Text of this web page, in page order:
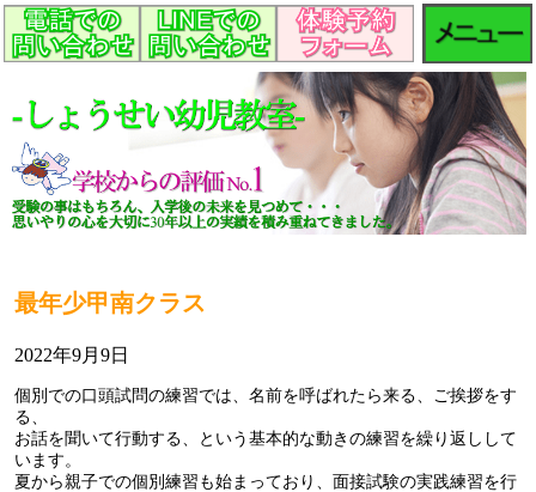
最年少甲南クラス
2022年9月9日
個別での口頭試問の練習では、名前を呼ばれたら来る、ご挨拶をす
る、
お話を聞いて行動する、という基本的な動きの練習を繰り返しして
います。
夏から親子での個別練習も始まっており、面接試験の実践練習を行